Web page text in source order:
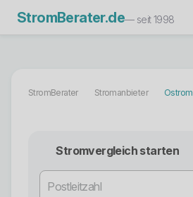
StromBerater.de— seit 1998
StromBerater Stromanbieter Ostrom
Stromvergleich starten